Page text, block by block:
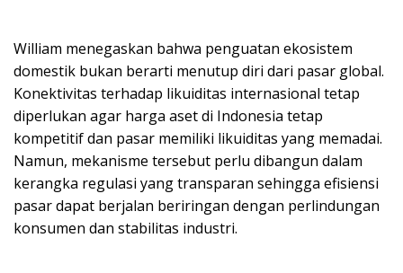
William menegaskan bahwa penguatan ekosistem
domestik bukan berarti menutup diri dari pasar global.
Konektivitas terhadap likuiditas internasional tetap
diperlukan agar harga aset di Indonesia tetap
kompetitif dan pasar memiliki likuiditas yang memadai.
Namun, mekanisme tersebut perlu dibangun dalam
kerangka regulasi yang transparan sehingga efisiensi
pasar dapat berjalan beriringan dengan perlindungan
konsumen dan stabilitas industri.